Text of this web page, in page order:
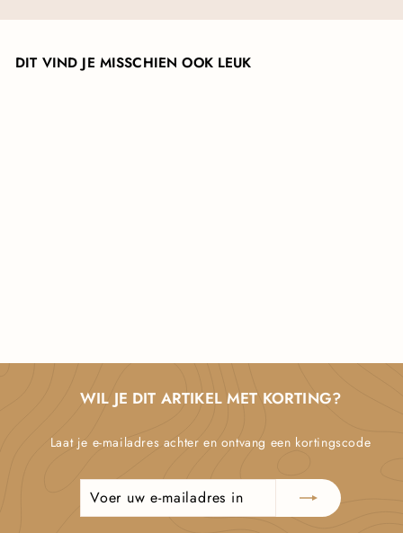
DIT VIND JE MISSCHIEN OOK LEUK
WIL JE DIT ARTIKEL MET KORTING?
Laat je e-mailadres achter en ontvang een kortingscode
uw
e-